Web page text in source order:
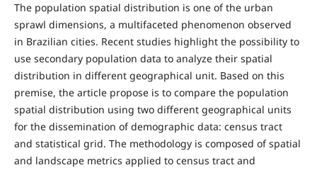
The population spatial distribution is one of the urban
sprawl dimensions, a multifaceted phenomenon observed
in Brazilian cities. Recent studies highlight the possibility to
use secondary population data to analyze their spatial
distribution in different geographical unit. Based on this
premise, the article propose is to compare the population
spatial distribution using two different geographical units
for the dissemination of demographic data: census tract
and statistical grid. The methodology is composed of spatial
and landscape metrics applied to census tract and